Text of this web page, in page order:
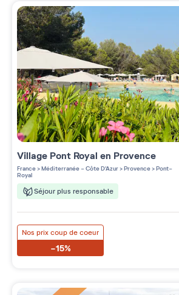
Village Pont Royal en Provence
France>Méditerranée - Côte D'Azur>Provence>Pont-
Royal
Séjour plus responsable
Nos prix coup de coeur
-15%